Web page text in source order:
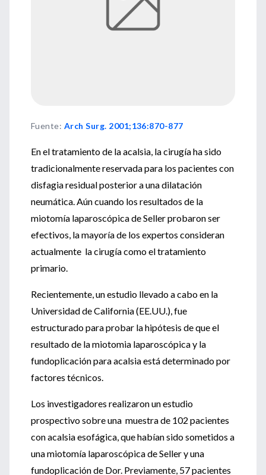
Fuente: Arch Surg. 2001;136:870-877
En el tratamiento de la acalsia, la cirugía ha sido
tradicionalmente reservada para los pacientes con
disfagia residual posterior a una dilatación
neumática. Aún cuando los resultados de la
miotomía laparoscópica de Seller probaron ser
efectivos, la mayoría de los expertos consideran
actualmente la cirugía como el tratamiento
primario.
Recientemente, un estudio llevado a cabo en la
Universidad de California (EE.UU.), fue
estructurado para probar la hipótesis de que el
resultado de la miotomia laparoscópica y la
fundoplicación para acalsia está determinado por
factores técnicos.
Los investigadores realizaron un estudio
prospectivo sobre una muestra de 102 pacientes
con acalsia esofágica, que habían sido sometidos a
una miotomía laparoscópica de Seller y una
fundoplicación de Dor. Previamente, 57 pacientes